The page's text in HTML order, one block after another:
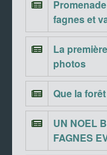
fagnes et
La
photos
Que la
UN NOEL
FAGNES